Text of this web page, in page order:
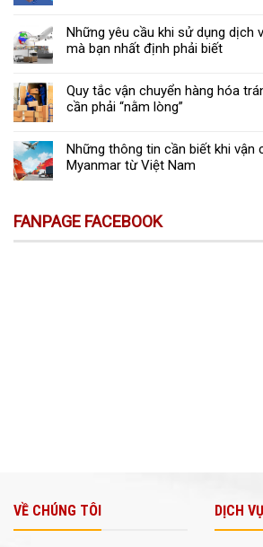
Những yêu cầu khi sử dụng dịch
mà bạn nhất định phải biết
Quy tắc vận chuyển hàng hóa
cần phải “nằm lòng”
Những thông tin cần biết khi vận
Myanmar từ Việt Nam
FANPAGE FACEBOOK
VỀ CHÚNG TÔI DỊCH